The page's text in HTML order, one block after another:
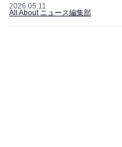
2026.05.11
All About ニュース編集部